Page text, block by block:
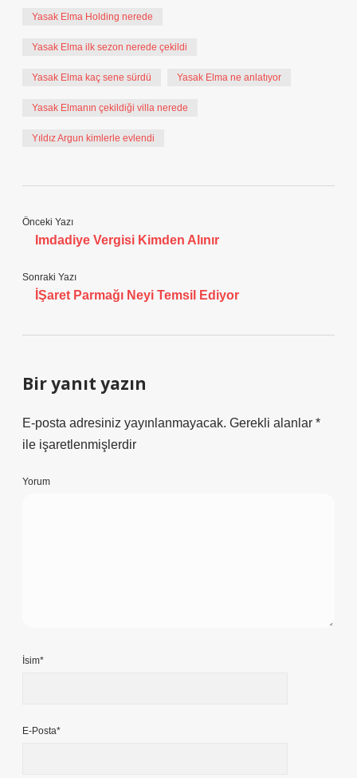
Yasak Elma Holding nerede
Yasak Elma ilk sezon nerede çekildi
Yasak Elma kaç sene sürdü Yasak Elma ne anlatıyor
Yasak Elmanın çekildiği villa nerede
Yıldız Argun kimlerle evlendi
Önceki Yazı
Imdadiye Vergisi Kimden Alınır
Sonraki Yazı
İŞaret Parmağı Neyi Temsil Ediyor
Bir yanıt yazın
E-posta adresiniz yayınlanmayacak. Gerekli alanlar *
ile işaretlenmişlerdir
Yorum
İsim*
E-Posta*